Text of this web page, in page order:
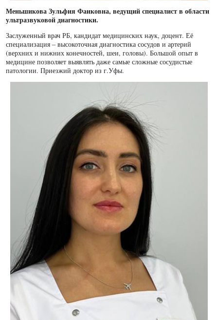
Меньшикова Зульфия Фаиковна, ведущий специалист в области
ультразвуковой диагностики.
Заслуженный врач РБ, кандидат медицинских наук, доцент. Её
специализация – высокоточная диагностика сосудов и артерий
(верхних и нижних конечностей, шеи, головы). Большой опыт в
медицине позволяет выявлять даже самые сложные сосудистые
патологии. Приезжий доктор из г.Уфы.